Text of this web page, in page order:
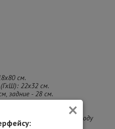
см.
22х32 см.
задние - 28 см.
положение блока по ходу
×